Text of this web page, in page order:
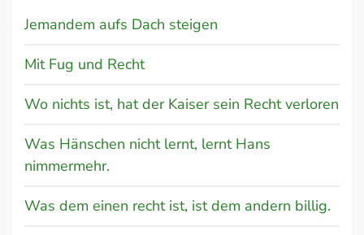
Jemandem aufs Dach steigen
Mit Fug und Recht
Wo nichts ist, hat der Kaiser sein Recht verloren
Was Hänschen nicht lernt, lernt Hans
nimmermehr.
Was dem einen recht ist, ist dem andern billig.